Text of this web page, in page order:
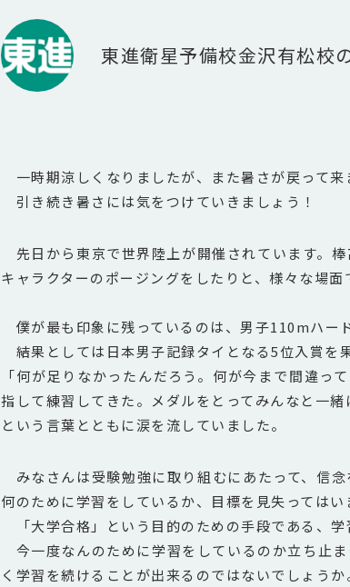
東進衛星予備校金沢有松校
一時期涼しくなりましたが、また暑さが戻って来
引き続き暑さには気をつけていきましょう！
先日から東京で世界陸上が開催されています。
キャラクターのポージングをしたりと、様々な場面
僕が最も印象に残っているのは、男子110mハー
結果としては日本男子記録タイとなる5位入賞を
「何が足りなかったんだろう。何が今まで間違って
指して練習してきた。メダルをとってみんなと一緒
という言葉とともに涙を流していました。
みなさんは受験勉強に取り組むにあたって、信
何のために学習をしているか、目標を見失ってはい
「大学合格」という目的のための手段である、学
今一度なんのために学習をしているのか立ち止
く学習を続けることが出来るのではないでしょうか